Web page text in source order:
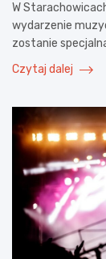
W
wydarzenie
zostanie
Czytaj dalej